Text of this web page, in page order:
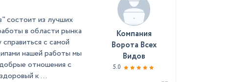
состоит из лучших
в области рынка
с самой
нашей работы мы
отношения с
к ...
Компания
Ворота Всех
Видов
5.0